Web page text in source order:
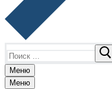
Меню
Меню